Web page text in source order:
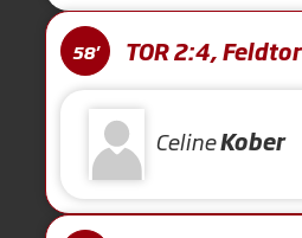
58' TOR 2:4, Feldtor
CelineKober